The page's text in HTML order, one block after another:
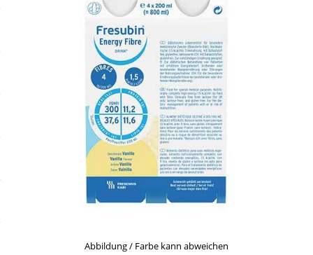
Täglich gut versorgt
Körperpflege & Kosmetik
NahrungsergänzungAbbildung / Farbe kann abweichen